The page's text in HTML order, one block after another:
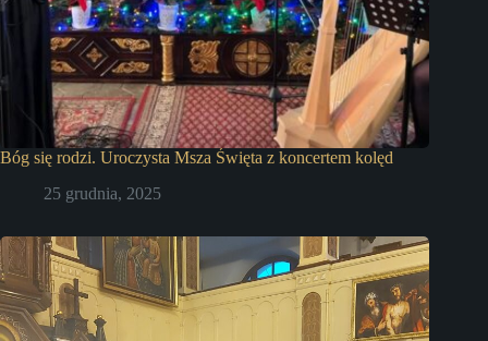
Bóg się rodzi. Uroczysta Msza Święta z koncertem kolęd
25 grudnia, 2025